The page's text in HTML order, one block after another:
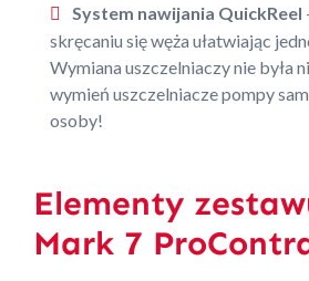
System nawijania QuickReel
skręcaniu się węża ułatwiając
Wymiana uszczelniaczy nie była
wymień uszczelniacze pompy
osoby!
Elementy
Mark 7